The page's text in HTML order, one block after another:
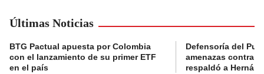
Últimas Noticias
BTG Pactual apuesta por Colombia
con el lanzamiento de su primer ETF
en el país
Defensoría del
amenazas contra
respaldó a Hernán